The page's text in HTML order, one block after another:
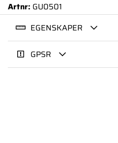
Artnr: GU0501
EGENSKAPER
GPSR